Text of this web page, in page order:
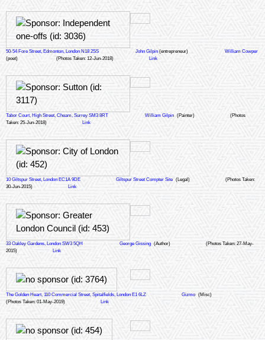
50-54 Fore Street, Edmonton, London N18 2SS John Gilpin (entrepreneur)
William Cowper
(poet)
(Photos Taken: 12-Jun-2018) Link
Tabor Court, High Street, Cheam, Surrey SM3 8RT William Gilpin (Painter)
(Photos
Taken: 25-Jun-2018)
Link
10 Giltspur Street, London EC1A 9DE Giltspur Street Compter Site (Legal)
(Photos Taken:
30-Jun-2015)
Link
33 Oakley Gardens, London SW3 5QH George Gissing (Author)
(Photos Taken: 27-May-
2015)
Link
The Golden Heart, 110 Commercial Street, Spitalfields, London E1 6LZ Gizmo (Misc)
(Photos Taken: 01-May-2019)
Link